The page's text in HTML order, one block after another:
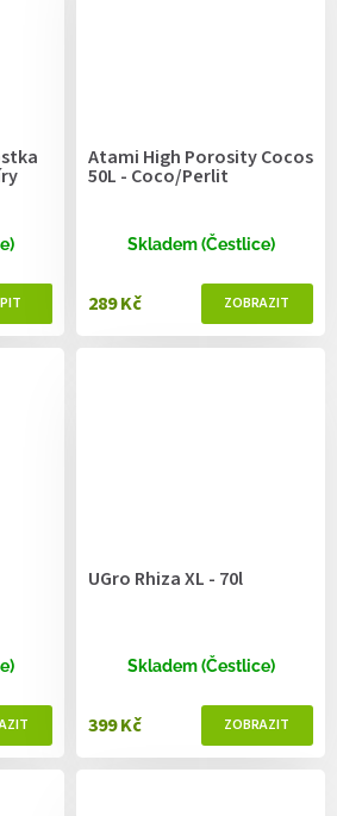
Atami High Porosity Cocos
50L - Coco/Perlit
Skladem (Čestlice)
289 Kč
UGro Rhiza XL - 70l
Skladem (Čestlice)
399 Kč